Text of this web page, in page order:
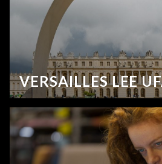
VERSAILLES LEE